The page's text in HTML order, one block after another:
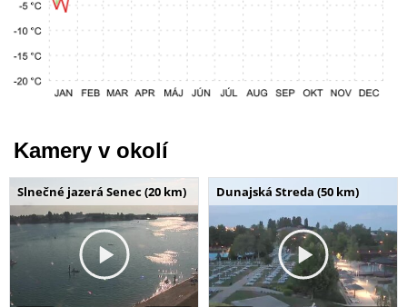
Kamery v okolí
Slnečné jazerá Senec (20 km) Dunajská Streda (50 km)